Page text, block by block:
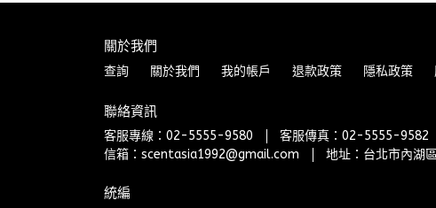
關於我們
查詢 關於我們 我的帳戶 退款政策 隱私政策
聯絡資訊
客服專線：02-5555-9580 客服傳真：02-5555-9582
信箱：scentasia1992@gmail.com
地址：台北市內湖
統編